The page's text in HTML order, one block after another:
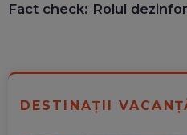
Fact check: Rolul
DESTINAȚII